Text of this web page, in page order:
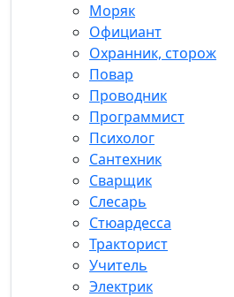
Моряк
Официант
Охранник, сторож
Повар
Проводник
Программист
Психолог
Сантехник
Сварщик
Слесарь
Стюардесса
Тракторист
Учитель
Электрик